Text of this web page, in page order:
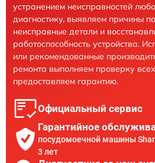
устранением неисправностей
диагностику, выявляем причины
неисправные детали и
работоспособность устройства.
или рекомендованные
ремонта выполняем проверку
предоставляем гарантию.
Официальный сервис
Гарантийное
посудомоечной машины
3 лет